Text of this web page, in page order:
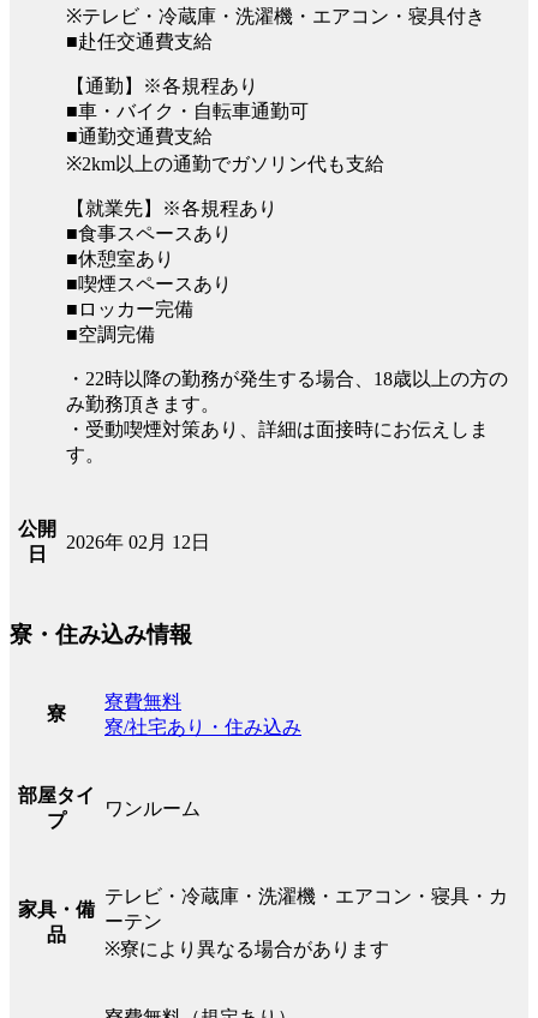
※テレビ・冷蔵庫・洗濯機・エアコン・寝具付き
■赴任交通費支給
【通勤】※各規程あり
■車・バイク・自転車通勤可
■通勤交通費支給
※2km以上の通勤でガソリン代も支給
【就業先】※各規程あり
■食事スペースあり
■休憩室あり
■喫煙スペースあり
■ロッカー完備
■空調完備
・22時以降の勤務が発生する場合、18歳以上の方の
み勤務頂きます。
・受動喫煙対策あり、詳細は面接時にお伝えしま
す。
公開
日
2026年 02月 12日
寮・住み込み情報
寮
寮費無料
寮/社宅あり・住み込み
部屋タイ
プ
ワンルーム
家具・備
品
テレビ・冷蔵庫・洗濯機・エアコン・寝具・カ
ーテン
※寮により異なる場合があります